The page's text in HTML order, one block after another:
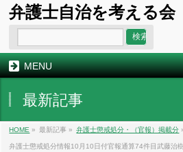
弁護士自治を考える会
MENU
最新記事
HOME » 最新記事 » 弁護士懲戒処分・（官報）掲載分
弁護士懲戒処分情報10月10日付官報通算74件目武藤治